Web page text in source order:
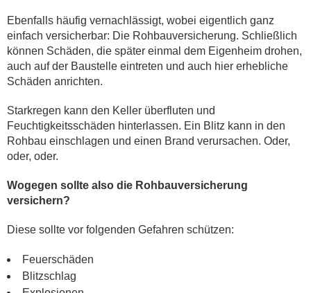
Ebenfalls häufig vernachlässigt, wobei eigentlich ganz
einfach versicherbar: Die Rohbauversicherung. Schließlich
können Schäden, die später einmal dem Eigenheim drohen,
auch auf der Baustelle eintreten und auch hier erhebliche
Schäden anrichten.
Starkregen kann den Keller überfluten und
Feuchtigkeitsschäden hinterlassen. Ein Blitz kann in den
Rohbau einschlagen und einen Brand verursachen. Oder,
oder, oder.
Wogegen sollte also die Rohbauversicherung
versichern?
Diese sollte vor folgenden Gefahren schützen:
Feuerschäden
Blitzschlag